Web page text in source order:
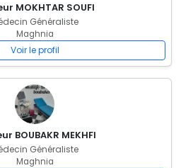
MOKHTAR SOUFI
Généraliste
Maghnia
Voir le profil
BOUBAKR MEKHFI
Généraliste
Maghnia